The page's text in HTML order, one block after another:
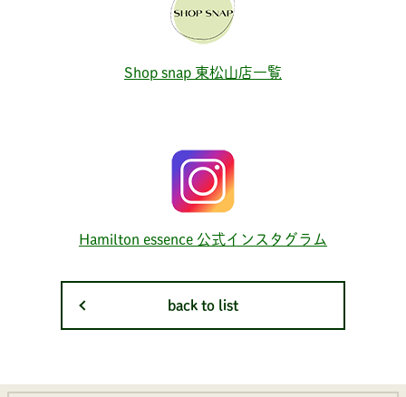
Shop snap 東松山店一覧
Hamilton essence 公式インスタグラム
back to list